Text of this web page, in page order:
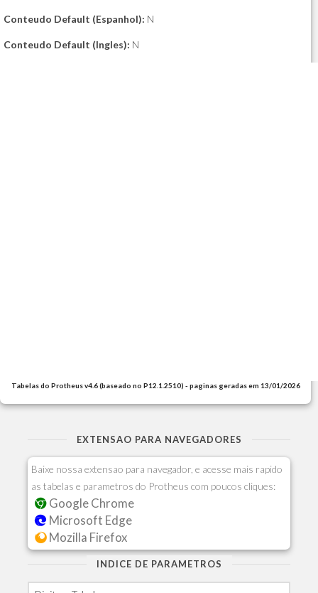
Conteudo Default (Espanhol): N
Conteudo Default (Ingles): N
Tabelas do Protheus v4.6 (baseado no P12.1.2510) - paginas geradas em 13/01/2026
EXTENSAO PARA NAVEGADORES
Baixe nossa extensao para navegador, e acesse mais rapido
as tabelas e parametros do Protheus com poucos cliques:
Google Chrome
Microsoft Edge
Mozilla Firefox
INDICE DE PARAMETROS